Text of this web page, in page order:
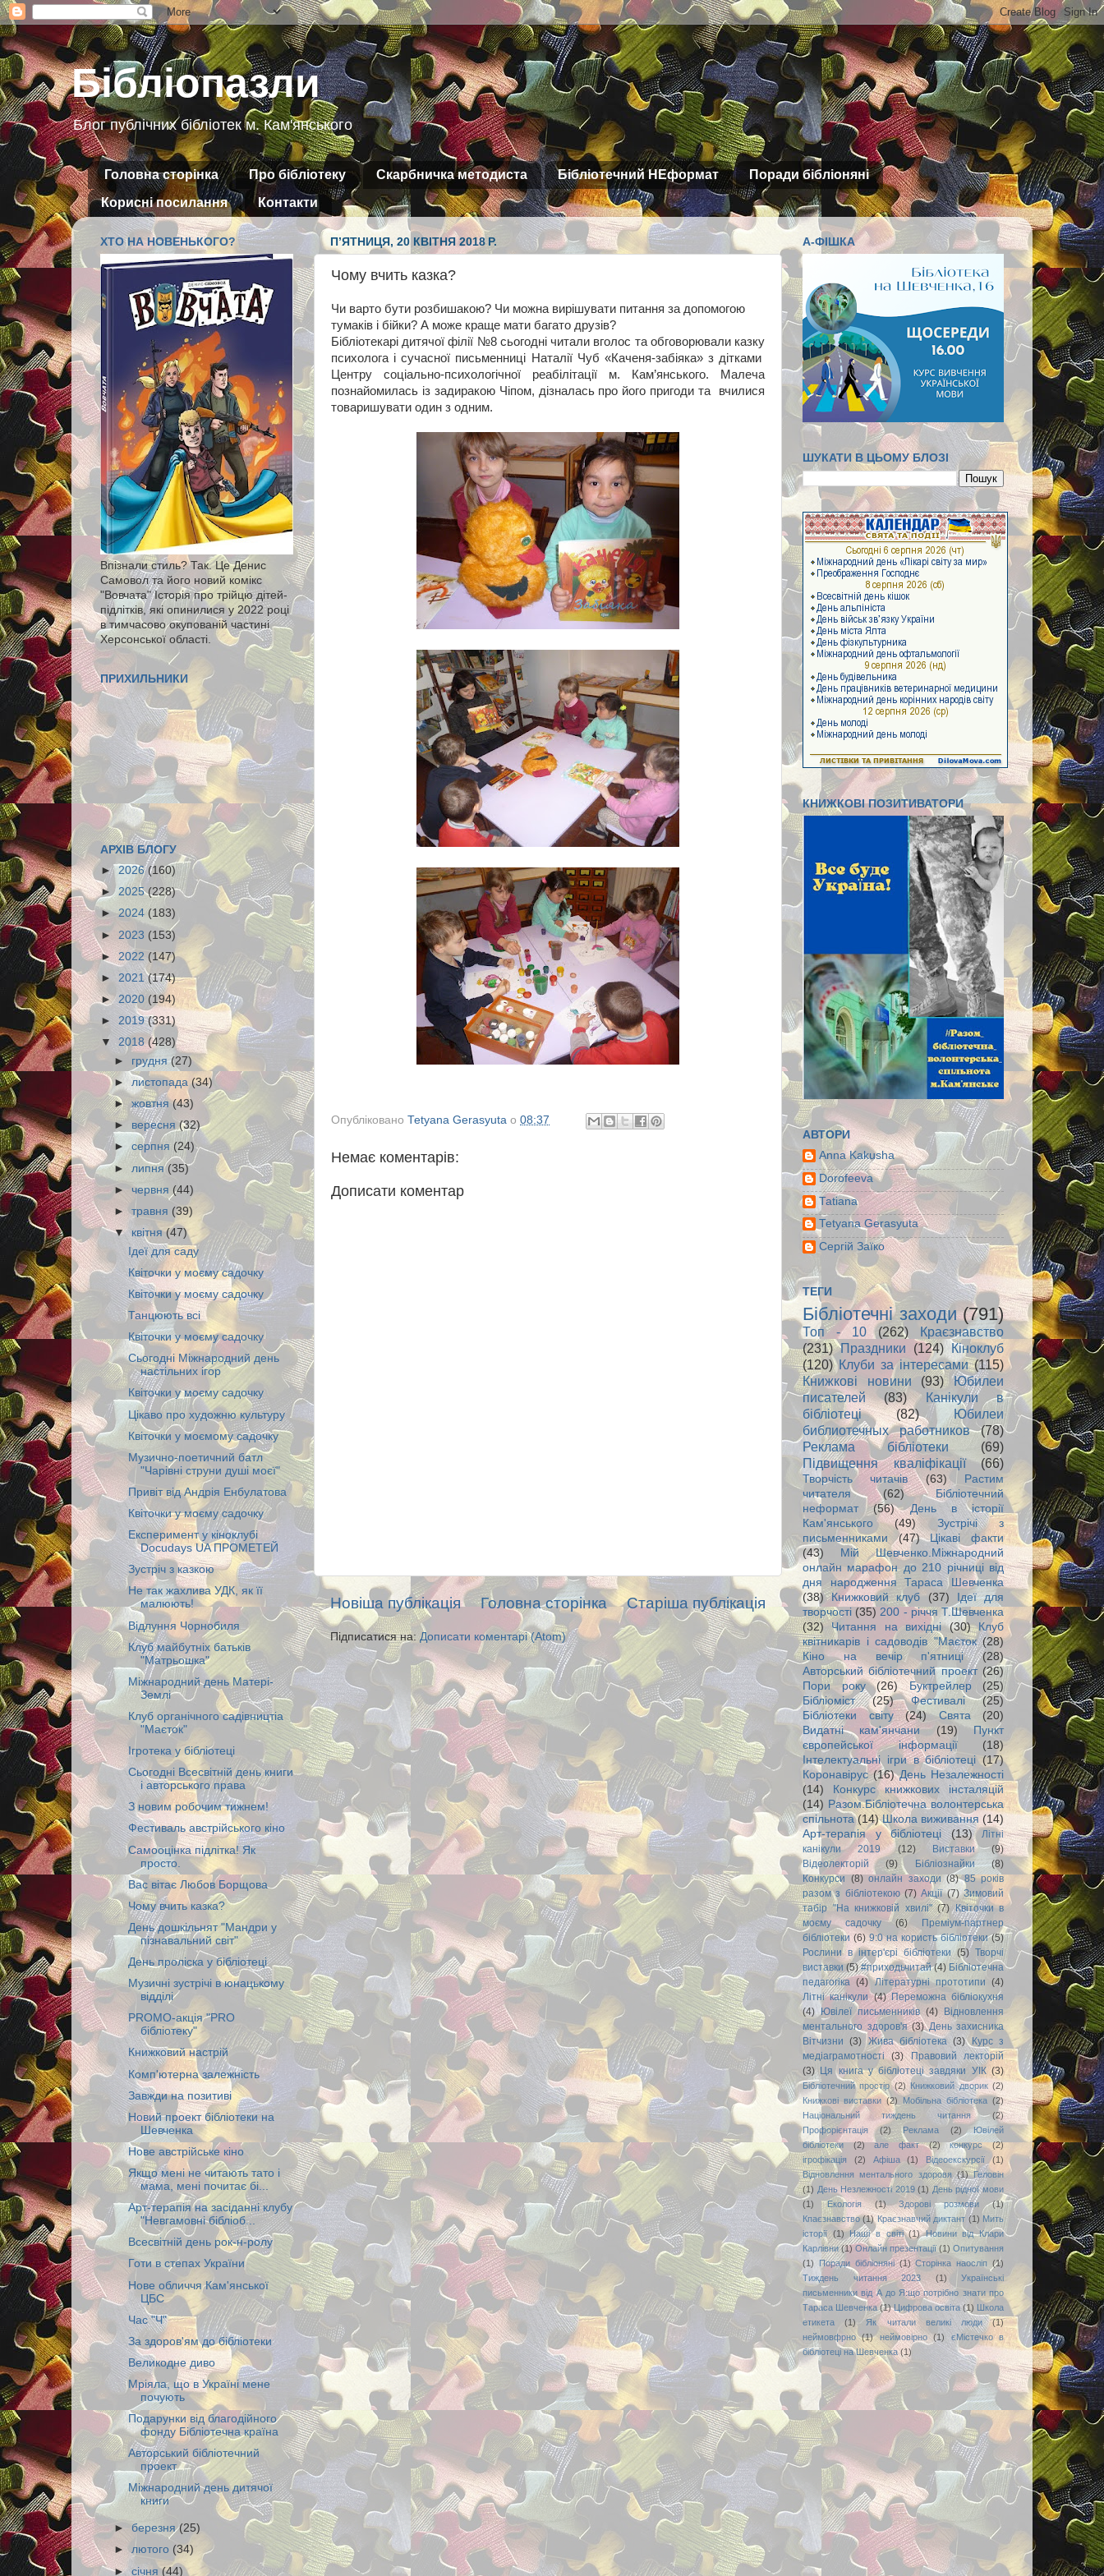
Бібліопазли
Блог публічних бібліотек м. Кам'янського
Головна сторінка Про бібліотеку Скарбничка методиста Бібліотечний НЕформат
Поради бібліоняні
Корисні посилання
Контакти
ПʼЯТНИЦЯ, 20 КВІТНЯ 2018 Р.
Чому вчить казка?
Чи варто бути розбишакою? Чи можна вирішувати питання за допомогою
тумаків і бійки? А може краще мати багато друзів?
Бібліотекарі дитячої філії №8 сьогодні читали вголос та обговорювали казку
психолога і сучасної письменниці Наталії Чуб «Каченя-забіяка» з дітками
Центру соціально-психологічної реабілітації м. Кам’янського. Малеча
познайомилась із задиракою Чіпом, дізналась про його пригоди та вчилися
товаришувати один з одним.
Опубліковано Tetyana Gerasyuta о 08:37
Немає коментарів:
Дописати коментар
Новіша публікація Старіша публікація
Головна сторінка
Підписатися на: Дописати коментарі (Atom)
ХТО НА НОВЕНЬКОГО?
Впізнали стиль? Так. Це Денис
Самовол та його новий комікс
"Вовчата" Історія про трійцю дітей-
підлітків, які опинилися у 2022 році
в тимчасово окупованій частині
Херсонської області.
ПРИХИЛЬНИКИ
АРХІВ БЛОГУ
► 2026(160)
► 2025(228)
►2024 (183)
► 2023 (153)
► 2022 (147)
► 2021(174)
► 2020 (194)
► 2019(331)
▼2018(428)
► грудня(27)
►листопада(34)
►жовтня(43)
► вересня(32)
►серпня (24)
► липня(35)
►червня (44)
►травня (39)
▼квітня(47)
Ідеї для саду
Квіточки у моєму садочку
Квіточки у моєму садочку
Танцюють всі
Квіточки у моєму садочку
Сьогодні Міжнародний день
настільних ігор
Квіточки у моєму садочку
Цікаво про художню культуру
Квіточки у моємому садочку
Музично-поетичний батл
"Чарівні струни душі моєї"
Привіт від Андрія Енбулатова
Квіточки у моєму садочку
Експеримент у кіноклубі
Docudays UA ПРОМЕТЕЙ
Зустріч з казкою
Не так жахлива УДК, як її
малюють!
Відлуння Чорнобиля
Клуб майбутніх батьків
"Матрьошка"
Міжнародний день Матері-
Землі
Клуб органічного садівництіа
"Маєток"
Ігротека у бібліотеці
Сьогодні Всесвітній день книги
і авторського права
З новим робочим тижнем!
Фестиваль австрійського кіно
Самооцінка підлітка! Як
просто.
Вас вітає Любов Борщова
Чому вчить казка?
День дошкільнят "Мандри у
пізнавальний світ"
День проліска у бібліотеці
Музичні зустрічі в юнацькому
відділі
PROMO-акція "PRO
бібліотеку"
Книжковий настрій
Комп'ютерна залежність
Завжди на позитиві
Новий проект бібліотеки на
Шевченка
Нове австрійське кіно
Якщо мені не читають тато і
мама, мені почитає бі...
Арт-терапія на засіданні клубу
"Невгамовні бібліоб...
Всесвітній день рок-н-ролу
Готи в степах України
Нове обличчя Кам'янської
ЦБС
Час "Ч"
За здоров'ям до бібліотеки
Великодне диво
Мріяла, що в Україні мене
почують
Подарунки від благодійного
фонду Бібліотечна країна
Авторський бібліотечний
проект
Міжнародний день дитячої
книги
►березня(25)
►лютого (34)
►січня(44)
А-ФІШКА
ШУКАТИ В ЦЬОМУ БЛОЗІ
КНИЖКОВІ ПОЗИТИВАТОРИ
АВТОРИ
Anna Kakusha
Dorofeeva
Tatiana
Tetyana Gerasyuta
Сергій Заїко
ТЕГИ
Бібліотечні заходи (791)
Топ - 10 (262)
Краєзнавство
(231) Праздники (124) Кіноклуб
(120) Клуби за інтересами (115)
Книжкові новини
(93)
Юбилеи
писателей
(83)
Канікули в
бібліотеці
(82)
Юбилеи
библиотечных работников
(78)
Реклама бібліотеки
(69)
Підвищення кваліфікації
(66)
Творчість читачів (63)
Растим
читателя
(62)
Бібліотечний
неформат
(56)
День в історії
Кам'янського
(49)
Зустрічі з
письменниками
(47)
Цікаві факти
(43)
Мій Шевченко.Міжнародний
онлайн марафон до 210 річниці від
дня народження Тараса Шевченка
(38)
Книжковий клуб (37)
Ідеї для
творчості (35) 200 - річчя Т.Шевченка
(32)
Читання на вихідні (30)
Клуб
квітникарів і садоводів "Маєток (28)
Кіно на вечір п'ятниці
(28)
Авторський бібліотечний проект (26)
Пори року
(26) Буктрейлер
(25)
Бібліоміст
(25) Фестивалі
(25)
Бібліотеки світу
(24) Свята
(20)
Видатні кам'янчани
(19)
Пункт
європейської інформації
(18)
Інтелектуальні ігри в бібліотеці (17)
Коронавірус (16) День Незалежності
(14)
Конкурс книжкових інсталяцій
(14) Разом.Бібліотечна волонтерська
спільнота (14) Школа виживання (14)
Арт-терапія у бібліотеці
(13)
Літні
канікули 2019
(12) Виставки
(9)
Відеолекторій
(9) Бібліознайки
(8)
Конкурси (8) онлайн заходи (8) 85 років
разом з бібліотекою (7) Акції (7) Зимовий
табір "На книжковій хвилі" (7) Квіточки в
моєму садочку
(6)
Преміум-партнер
бібліотеки (6) 9:0 на користь бібліотеки (5)
Рослини в інтер'єрі бібліотеки (5) Творчі
виставки (5) #приходьчитай (4) Бібліотечна
педагогіка (4) Літературні прототипи (4)
Літні канікули (4) Переможна бібліокухня
(4) Ювілеї письменників (4) Відновлення
ментального здоров'я (3) День захисника
Вітчизни (3) Жива бібліотека (3) Курс з
медіаграмотності
(3) Правовий лекторій
(3) Ця книга у бібліотеці завдяки УІК (3)
Бібліотечний простір (2) Книжковий дворик (2)
Книжкові виставки (2) Мобільна бібліотека (2)
Національний тиждень читання
(2)
Профорієнтація
(2) Реклама (2)
Ювілей
бібліотеки
(2) але факт (2) конкурс
(2)
ігрофікація
(2) Афіша (1) Відеоекскурсії
(1)
Відновлення ментального здоровя (1) Геловін
(1) День Незлежності 2019 (1) День рідної мови
(1)
Екологія (1) Здорові розмови
(1)
Кпаєзнавство (1) Краєзнавчий диктант (1) Мить
історії (1) Наші в світі (1) Новини від Клари
Карлівни (1) Онлайн презентації (1) Опитування
(1)
Поради бібліоняні (1) Сторінка наосліп (1)
Тиждень читання 2023
(1)
Українські
письменники від А до Я:що потрібно знати про
Тараса Шевченка (1) Цифрова освіта (1) Школа
етикета
(1) Як читали великі люди
(1)
неймовфрно
(1) неймовірно (1)
єМістечко в
бібліотеці на Шевченка (1)